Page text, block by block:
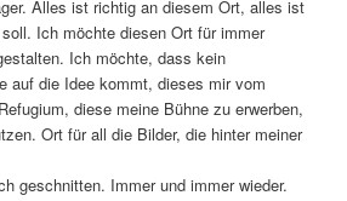
Alles ist richtig an diesem Ort, alles ist
Ich möchte diesen Ort für immer
Ich möchte, dass kein
auf die Idee kommt, dieses mir vom
diese meine Bühne zu erwerben,
Ort für all die Bilder, die hinter meiner
geschnitten. Immer und immer wieder.